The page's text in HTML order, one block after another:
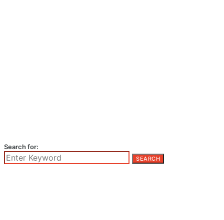
Search for:
SEARCH